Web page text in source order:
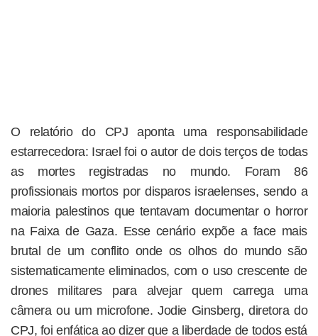
O relatório do CPJ aponta uma responsabilidade
estarrecedora: Israel foi o autor de dois terços de todas
as mortes registradas no mundo. Foram 86
profissionais mortos por disparos israelenses, sendo a
maioria palestinos que tentavam documentar o horror
na Faixa de Gaza. Esse cenário expõe a face mais
brutal de um conflito onde os olhos do mundo são
sistematicamente eliminados, com o uso crescente de
drones militares para alvejar quem carrega uma
câmera ou um microfone. Jodie Ginsberg, diretora do
CPJ, foi enfática ao dizer que a liberdade de todos está